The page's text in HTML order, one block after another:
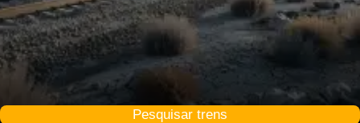
Pesquisar trens